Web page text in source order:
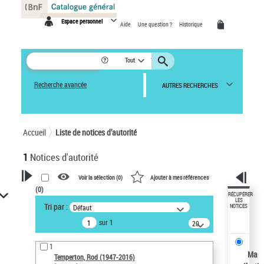
Espace personnel Aide Une question ? Historique
Tout
Recherche avancée AUTRES RECHERCHES
Accueil Liste de notices d’autorité
1 Notices d'autorité
VOTRE RECHERCHE
Recherche avancée dans les
notices d’autorité
Œuvres liées à l'auteur :
Temperton, Rod (1947-2016)
Voir la sélection (0) Ajouter à mes références
(0)
Tri par : Défaut
sur 1
20
résultats/page
1
Temperton, Rod (1947-2016)
RÉCUPÉRER
LES
NOTICES
Ma
Panneau de gestion des cookies